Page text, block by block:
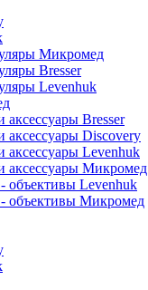
Микромед
Bresser
Levenhuk
Bresser
аксессуары Discovery
аксессуары Levenhuk
аксессуары Микромед
объективы Levenhuk
объективы Микромед